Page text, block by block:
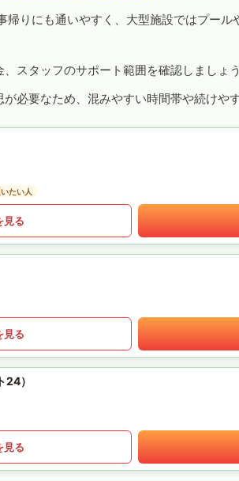
帰りにも通いやすく、大型施設ではプー
スタッフのサポート範囲を確認しましょう
必要なため、混みやすい時間帯や続けや
たい人
見る
見る
24）
見る